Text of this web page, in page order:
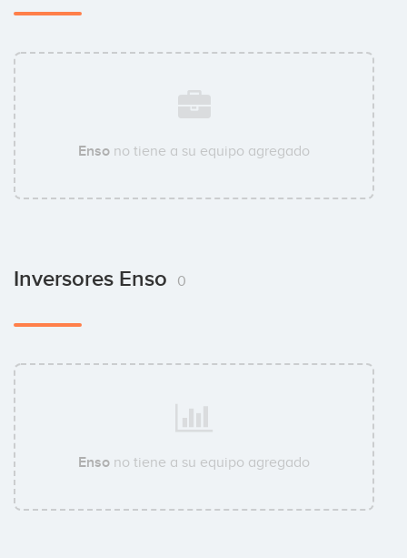
Enso no tiene a su equipo agregado
Inversores Enso 0
Enso no tiene a su equipo agregado